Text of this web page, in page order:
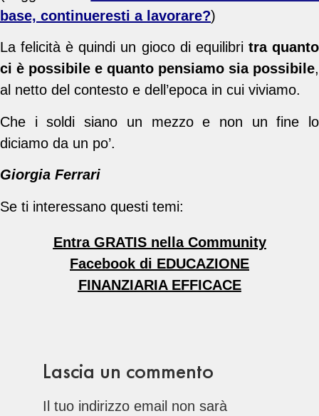
base, continueresti a lavorare?)
La felicità è quindi un gioco di equilibri tra quanto
ci è possibile e quanto pensiamo sia possibile,
al netto del contesto e dell’epoca in cui viviamo.
Che i soldi siano un mezzo e non un fine lo
diciamo da un po’.
Giorgia Ferrari
Se ti interessano questi temi:
Entra GRATIS nella Community
Facebook di EDUCAZIONE
FINANZIARIA EFFICACE
Lascia un commento
Il tuo indirizzo email non sarà